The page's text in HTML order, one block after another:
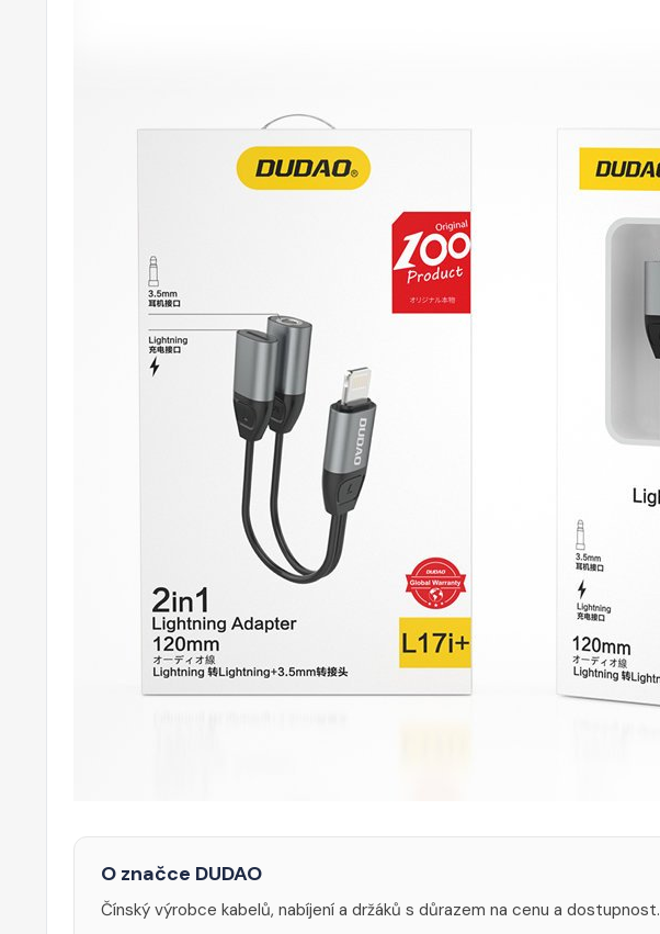
O značce DUDAO
Čínský výrobce kabelů, nabíjení a držáků s důrazem na cenu a dostupnost.